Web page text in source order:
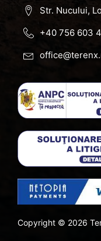
Str. Nucului,
+40 756 603
Copyright © 2026